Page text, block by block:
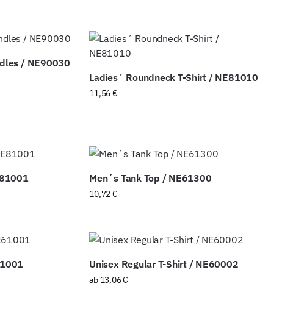
/ NE90030
Ladies´ Roundneck T-Shirt / NE81010
11,56€
Men´s Tank Top / NE61300
10,72€
Unisex Regular T-Shirt / NE60002
ab 13,06€